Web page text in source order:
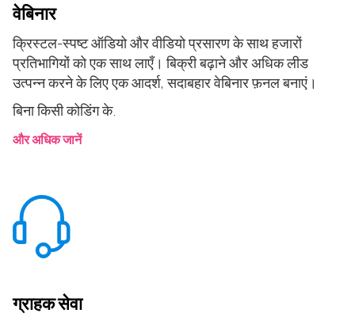
वेबिनार
क्रिस्टल-स्पष्ट ऑडियो और वीडियो प्रसारण के साथ हजारों
प्रतिभागियों को एक साथ लाएँ। बिक्री बढ़ाने और अधिक लीड
उत्पन्न करने के लिए एक आदर्श, सदाबहार वेबिनार फ़नल बनाएं।
बिना किसी कोडिंग के.
और अधिक जानें
ग्राहक सेवा